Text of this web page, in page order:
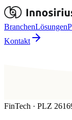
BranchenLösungen
Kontakt
FinTech · PLZ